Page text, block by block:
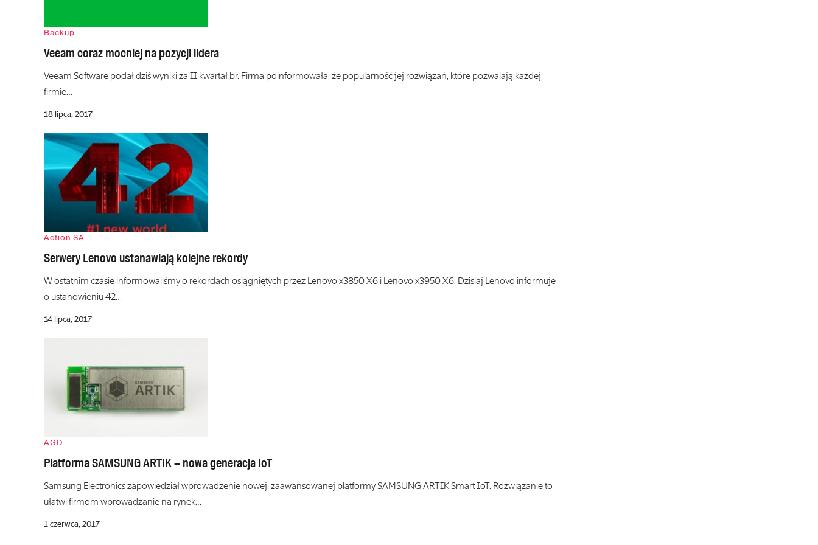
Backup
Veeam coraz mocniej na pozycji lidera
Veeam Software podał dziś wyniki za II kwartał br. Firma poinformowała, że popularność jej rozwiązań, które pozwalają każdej
firmie…
18 lipca, 2017
Action SA
Serwery Lenovo ustanawiają kolejne rekordy
W ostatnim czasie informowaliśmy o rekordach osiągniętych przez Lenovo x3850 X6 i Lenovo x3950 X6. Dzisiaj Lenovo informuje
o ustanowieniu 42…
14 lipca, 2017
AGD
Platforma SAMSUNG ARTIK – nowa generacja IoT
Samsung Electronics zapowiedział wprowadzenie nowej, zaawansowanej platformy SAMSUNG ARTIK Smart IoT. Rozwiązanie to
ułatwi firmom wprowadzanie na rynek…
1 czerwca, 2017